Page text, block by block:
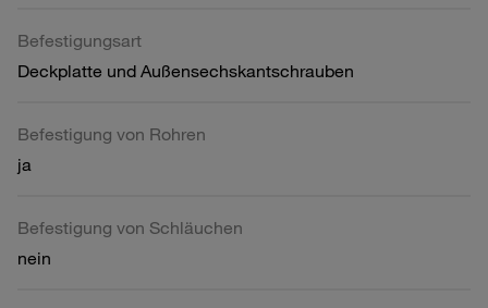
Befestigungsart
Deckplatte und Außensechskantschrauben
Befestigung von Rohren
ja
Befestigung von Schläuchen
nein